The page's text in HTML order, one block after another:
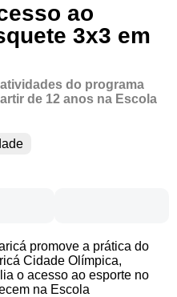
ao
3x3 em
do programa
de 12 anos na Escola
promove a prática do
Cidade Olímpica,
o acesso ao esporte no
na Escola